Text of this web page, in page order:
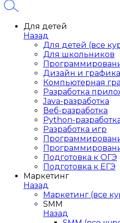
Для детей
Назад
Для детей (все
Для школьников
Дизайн и графика
Компьютерная
Разработка
Java-разработка
Веб-разработка
Python-
Разработка игр
Подготовка к ОГЭ
Подготовка к ЕГЭ
Маркетинг
Назад
Маркетинг (все
SMM
Назад